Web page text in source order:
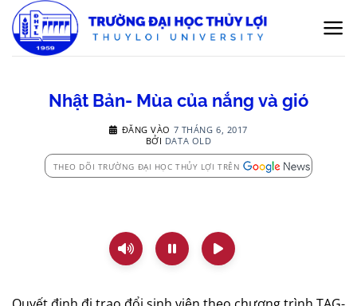
qua
nội
Nhật Bản- Mùa của nắng và gió
ĐĂNG VÀO 7 THÁNG 6, 2017
BỞI DATA OLD
THEO DÕI TRƯỜNG ĐẠI HỌC THỦY LỢI TRÊN